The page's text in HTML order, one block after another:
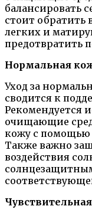
балансировать
стоит обратить
легких и
предотвратить
Нормальная
Уход за
сводится к
Рекомендуется
очищающие
кожу с помощью
Также важно
воздействия